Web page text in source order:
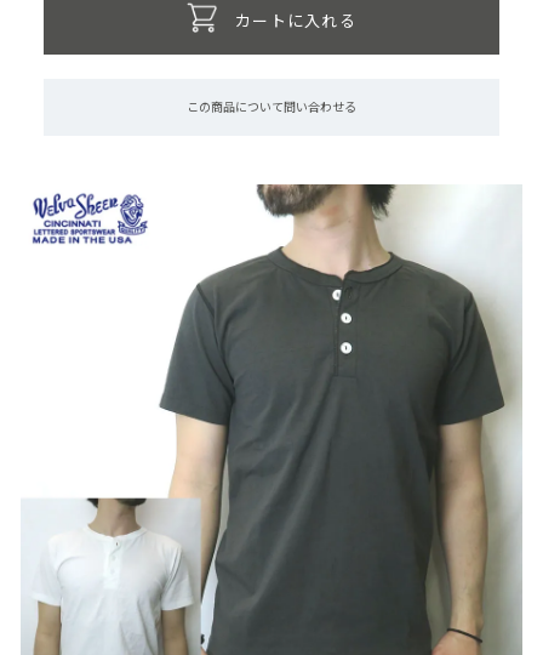
カートに入れる
この商品について問い合わせる